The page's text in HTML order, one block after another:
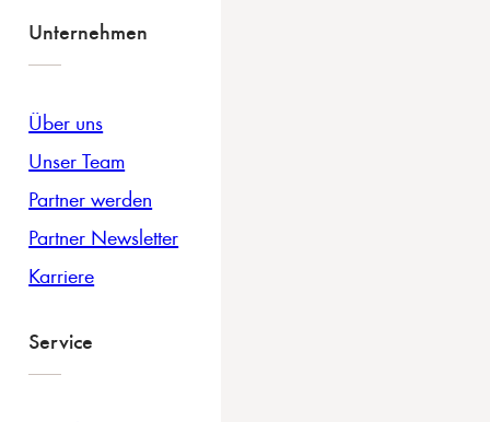
Unternehmen
Über uns
Unser Team
Partner werden
Partner Newsletter
Karriere
Service